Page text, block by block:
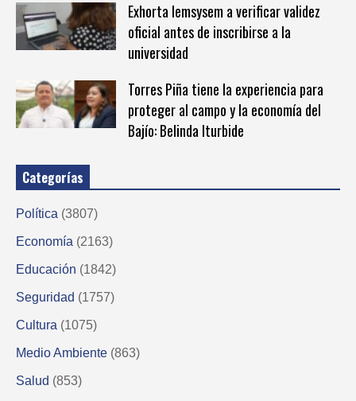
Exhorta Iemsysem a verificar validez
oficial antes de inscribirse a la
universidad
Torres Piña tiene la experiencia para
proteger al campo y la economía del
Bajío: Belinda Iturbide
Categorías
Política (3807)
Economía (2163)
Educación (1842)
Seguridad (1757)
Cultura (1075)
Medio Ambiente (863)
Salud (853)